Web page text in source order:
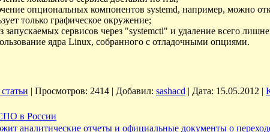
опциональных компонентов systemd, например, можно
только графическое окружение;
запускаемых сервисов через "systemctl" и удаление всего
ядра Linux, собранного с отладочными опциями.
| Просмотров: 2414 | Добавил: sashacd | Дата: 15.05.2012 |
в России
аналитические отчеты и официальные документы о